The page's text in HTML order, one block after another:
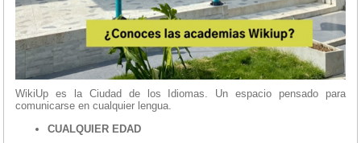
WikiUp es la Ciudad de los Idiomas. Un espacio pensado para
comunicarse en cualquier lengua.
CUALQUIER EDAD